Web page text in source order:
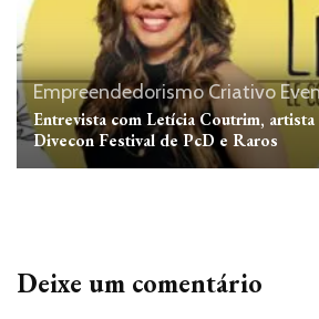
Empreendedorismo Criativo
Entrevista com Letícia Coutrim,
Divecon Festival de PcD e Raros
Deixe um comentário